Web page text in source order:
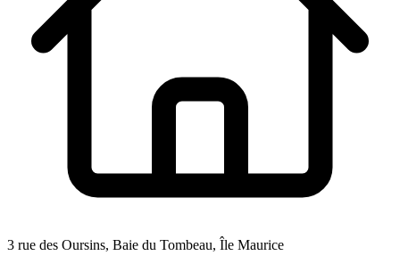
3 rue des Oursins, Baie du Tombeau, Île Maurice